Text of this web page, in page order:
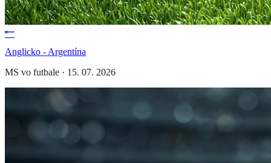
Anglicko - Argentína
MS vo futbale · 15. 07. 2026